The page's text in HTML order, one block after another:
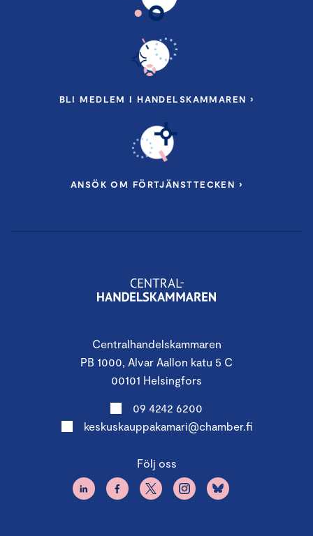
Centralhandelskammaren
PB 1000, Alvar Aallon katu 5 C
00101 Helsingfors
09 4242 6200
keskuskauppakamari@chamber.fi
Följ oss
BLI MEDLEM I HANDELSKAMMAREN ›
ANSÖK OM FÖRTJÄNSTTECKEN ›